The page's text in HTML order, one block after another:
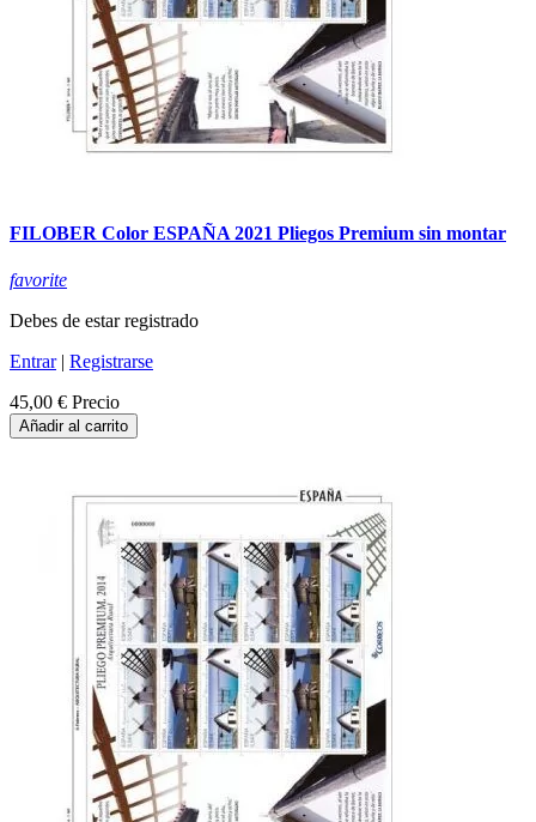
FILOBER Color ESPAÑA 2021 Pliegos Premium sin montar
favorite
Debes de estar registrado
Entrar| Registrarse
45,00 € Precio
Añadir al carrito